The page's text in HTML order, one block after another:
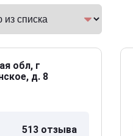
обл, г
д. 8
513 отзыва